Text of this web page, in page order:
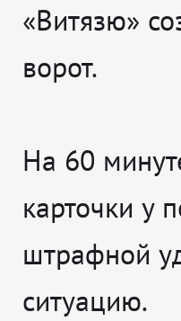
«Витязю»
ворот.
На 60
карточки у
штрафной
ситуацию.